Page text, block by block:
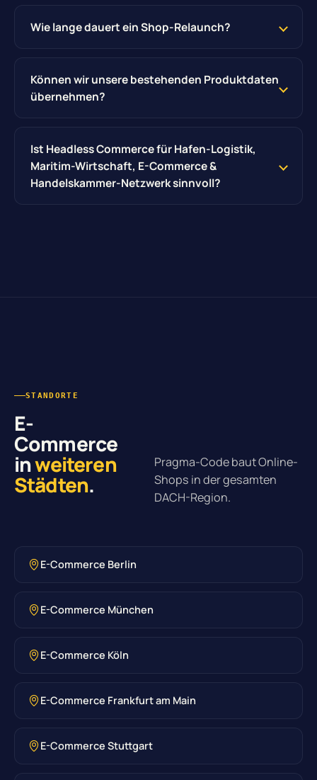
Wie lange dauert ein Shop-Relaunch?
Können wir unsere bestehenden Produktdaten
übernehmen?
Ist Headless Commerce für Hafen-Logistik,
Maritim-Wirtschaft, E-Commerce &
Handelskammer-Netzwerk sinnvoll?
STANDORTE
E-
Commerce
inweiteren
Städten.
Pragma-Code baut Online-
Shops in der gesamten
DACH-Region.
E-Commerce Berlin
E-Commerce München
E-Commerce Köln
E-Commerce Frankfurt am Main
E-Commerce Stuttgart